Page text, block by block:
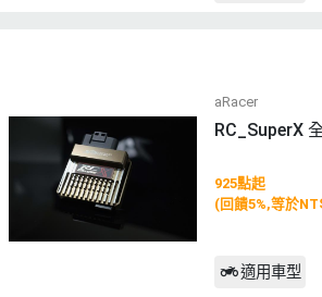
aRacer
RC_SuperX
925點起
(回饋5%,等於
適用車型